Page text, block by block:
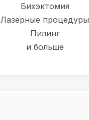
Бихэктомия
Лазерные процедуры
Пилинг
и больше